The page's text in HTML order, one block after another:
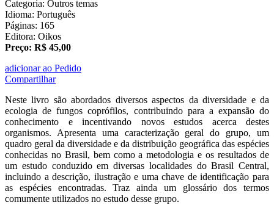
Categoria: Outros temas
Idioma: Português
Páginas: 165
Editora: Oikos
Preço: R$ 45,00
adicionar ao Pedido
Compartilhar
Neste livro são abordados diversos aspectos da diversidade e da
ecologia de fungos coprófilos, contribuindo para a expansão do
conhecimento e incentivando novos estudos acerca destes
organismos. Apresenta uma caracterização geral do grupo, um
quadro geral da diversidade e da distribuição geográfica das espécies
conhecidas no Brasil, bem como a metodologia e os resultados de
um estudo conduzido em diversas localidades do Brasil Central,
incluindo a descrição, ilustração e uma chave de identificação para
as espécies encontradas. Traz ainda um glossário dos termos
comumente utilizados no estudo desse grupo.